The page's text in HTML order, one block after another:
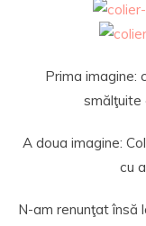
Prima imagine:
smălţuite
A doua imagine:
cu
N-am renunţat însă